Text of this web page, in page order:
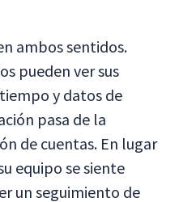
ambos sentidos.
pueden ver sus
y datos de
pasa de la
de cuentas. En lugar
equipo se siente
un seguimiento de